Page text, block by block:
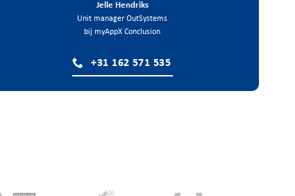
Jelle Hendriks
Unit manager OutSystems
bij myAppX Conclusion
+31 162 571 535